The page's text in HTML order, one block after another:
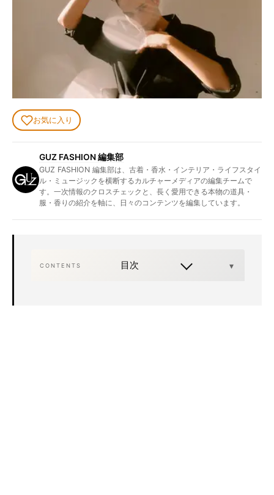
お気に入り
GUZ FASHION 編集部
GUZ FASHION 編集部は、古着・香水・インテリア・ライフスタイ
ル・ミュージックを横断するカルチャーメディアの編集チームで
す。一次情報のクロスチェックと、長く愛用できる本物の道具・
服・香りの紹介を軸に、日々のコンテンツを編集しています。
CONTENTS 目次